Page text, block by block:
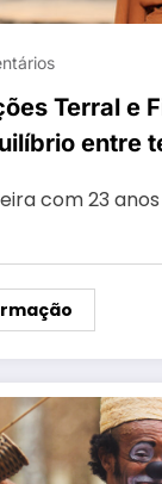
Terral e
entre
com 23